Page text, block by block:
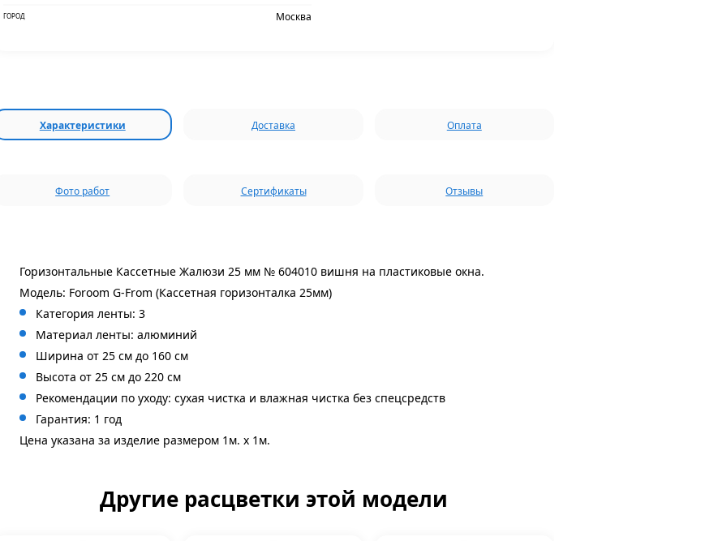
ГОРОД Москва
Характеристики Доставка Оплата
Фото работ Сертификаты Отзывы
Горизонтальные Кассетные Жалюзи 25 мм № 604010 вишня на пластиковые окна.
Модель: Foroom G-From (Кассетная горизонталка 25мм)
Категория ленты: 3
Материал ленты: алюминий
Ширина от 25 см до 160 см
Высота от 25 см до 220 см
Рекомендации по уходу: сухая чистка и влажная чистка без спецсредств
Гарантия: 1 год
Цена указана за изделие размером 1м. x 1м.
Другие расцветки этой модели